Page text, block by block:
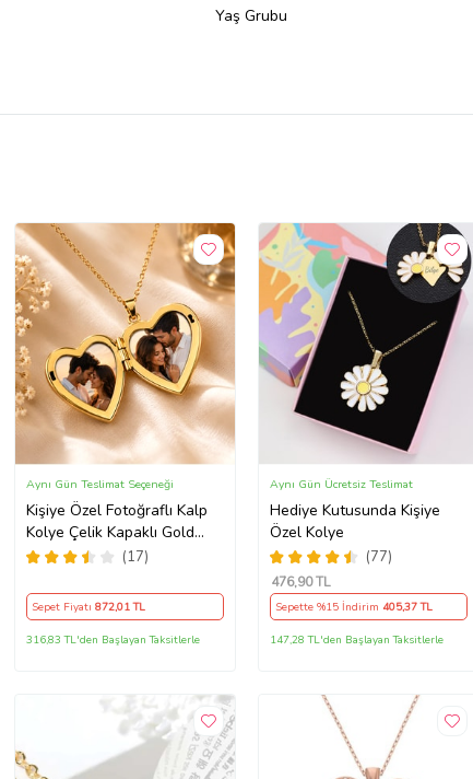
Yaş Grubu
Kişiye Özel Fotoğraflı Kalp
Kolye Çelik Kapaklı Gold
Kalpli Kolye Anı Kolyesi Kalp
Kapaklı Romantik Gold
Madalyon Kolye Anı Kolyesi
(17)
Aynı Gün Teslimat Seçeneği
Sepet Fiyatı 872,01 TL
316,83 TL'den Başlayan Taksitlerle
Hediye Kutusunda Kişiye
Özel Kolye
(77)
Aynı Gün Ücretsiz Teslimat
476,90 TL
Sepette %15 İndirim 405,37 TL
147,28 TL'den Başlayan Taksitlerle